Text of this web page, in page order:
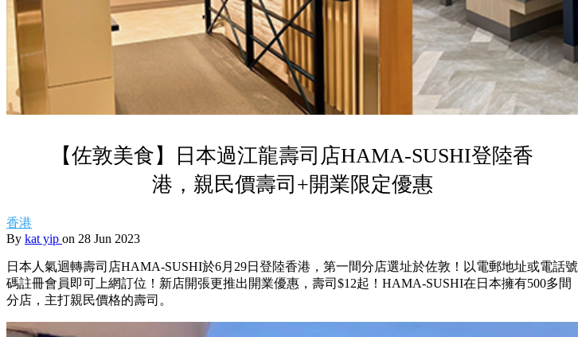
【佐敦美食】日本過江龍壽司店HAMA-SUSHI登陸香
港，親民價壽司+開業限定優惠
香港
By kat yip on 28 Jun 2023
日本人氣迴轉壽司店HAMA-SUSHI於6月29日登陸香港，第一間分店選址於佐敦！以電郵地址或電話號
碼註冊會員即可上網訂位！新店開張更推出開業優惠，壽司$12起！HAMA-SUSHI在日本擁有500多間
分店，主打親民價格的壽司。